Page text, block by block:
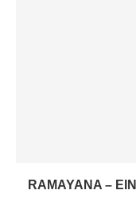
RAMAYANA –